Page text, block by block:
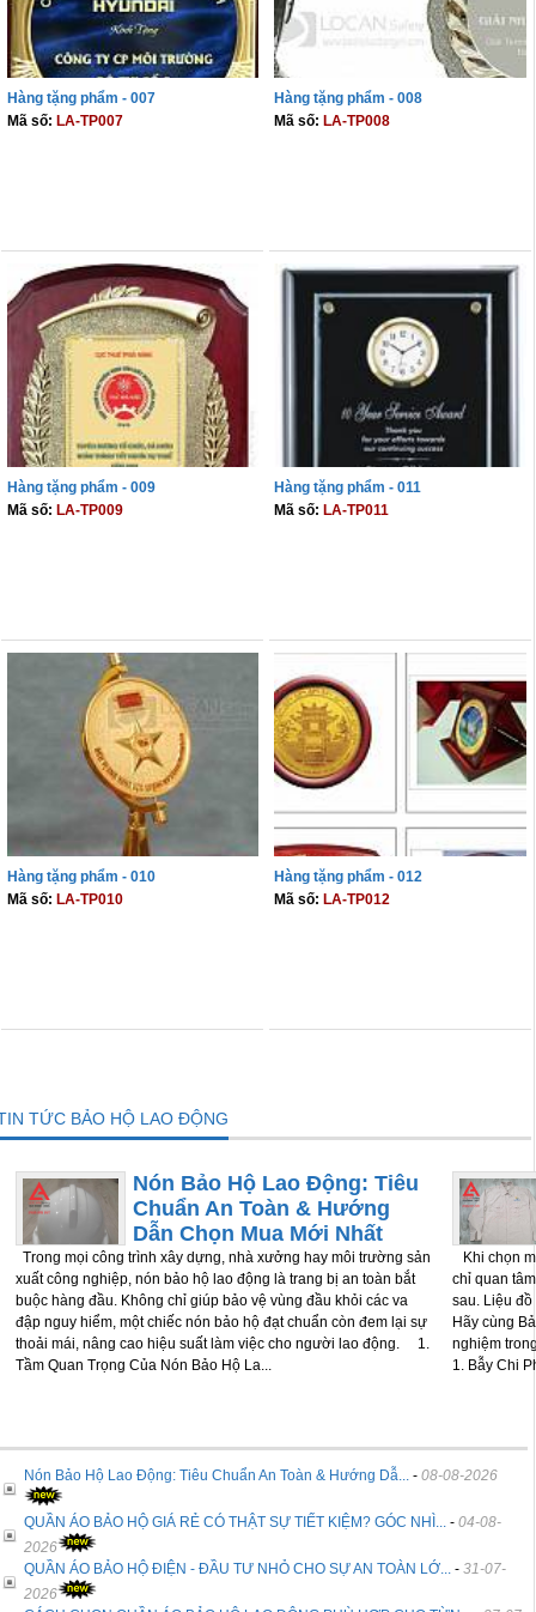
Hàng tặng phẩm - 007
Mã số: LA-TP007
Hàng tặng phẩm - 008
Mã số: LA-TP008
Hàng tặng phẩm - 009
Mã số: LA-TP009
Hàng tặng phẩm - 011
Mã số: LA-TP011
Hàng tặng phẩm - 010
Mã số: LA-TP010
Hàng tặng phẩm - 012
Mã số: LA-TP012
TỨC BẢO HỘ LAO ĐỘNG
Nón Bảo Hộ Lao Động: Tiêu
Chuẩn An Toàn & Hướng
Dẫn Chọn Mua Mới Nhất
Trong mọi công trình xây dựng, nhà xưởng hay môi trường sản
xuất công nghiệp, nón bảo hộ lao động là trang bị an toàn bắt
buộc hàng đầu. Không chỉ giúp bảo vệ vùng đầu khỏi các va
đập nguy hiểm, một chiếc nón bảo hộ đạt chuẩn còn đem lại sự
thoải mái, nâng cao hiệu suất làm việc cho người lao động. 1.
Tầm Quan Trọng Của Nón Bảo Hộ La...
Khi chọn
chỉ quan
sau. Liệu
Hãy cùng
nghiệm
1. Bẫy Chi
Nón Bảo Hộ Lao Động: Tiêu Chuẩn An Toàn & Hướng Dẫ... - 08-08-2026
QUẦN ÁO BẢO HỘ GIÁ RẺ CÓ THẬT SỰ TIẾT KIỆM? GÓC NHÌ... - 04-08-
2026
QUẦN ÁO BẢO HỘ ĐIỆN - ĐẦU TƯ NHỎ CHO SỰ AN TOÀN LỚ... - 31-07-
2026